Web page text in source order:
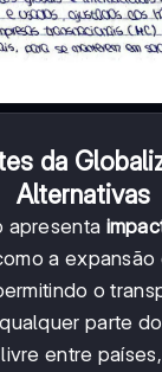
da
Alternativas
apresenta
a
o
parte
entre